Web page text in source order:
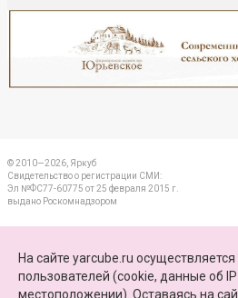
© 2010—2026, Яркуб
Свидетельство о регистрации СМИ:
Эл №ФС77-60775 от 25 февраля 2015 г.
выдано Роскомнадзором
ПАРТНЕРЫ
На сайте yarcube.ru
пользователей (cookie, данные об
местоположении). Оставаясь на